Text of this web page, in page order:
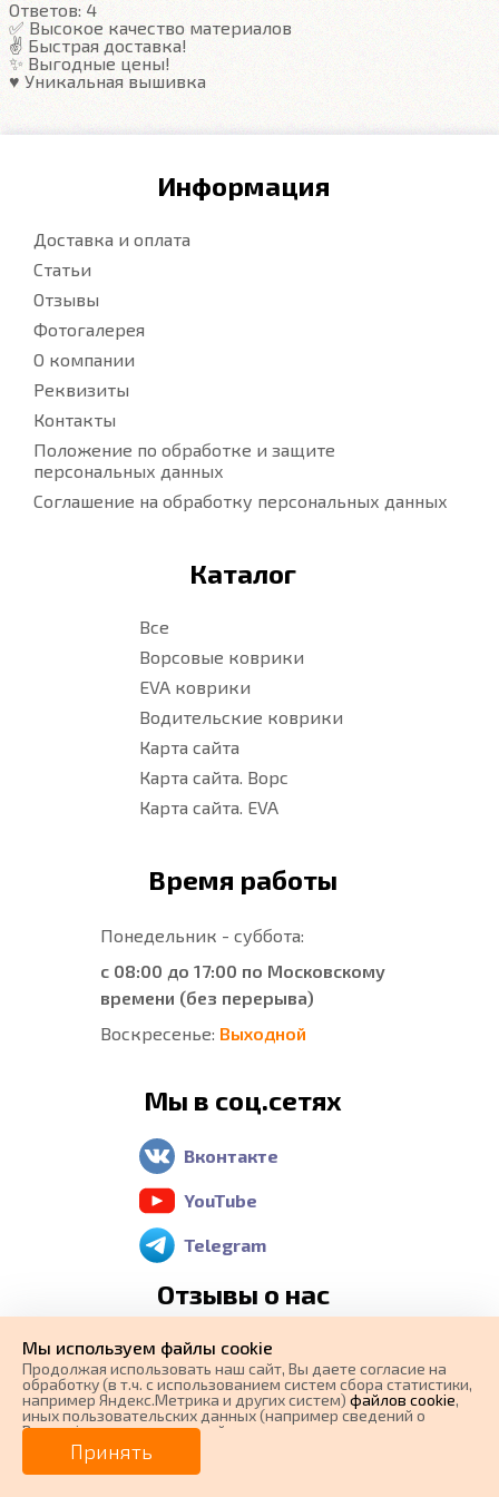
0 ₽
от0₽/мес. Плати частями
Ответов: 4
✅ Высокое качество материалов
✌️ Быстрая доставка!
✨ Выгодные цены!
♥️ Уникальная вышивка
Информация
Доставка и оплата
Статьи
Отзывы
Фотогалерея
О компании
Реквизиты
Контакты
Положение по обработке и защите
персональных данных
Соглашение на обработку персональных данных
Каталог
Все
Ворсовые коврики
EVA коврики
Водительские коврики
Карта сайта
Карта сайта. Ворс
Карта сайта. EVA
Время работы
Понедельник - суббота:
с 08:00 до 17:00 по Московскому
времени (без перерыва)
Воскресенье: Выходной
Мы в соц.сетях
Вконтакте
YouTube
Telegram
Отзывы о нас
Яндекс Карты
Google Maps
2 GIS
Мы используем файлы cookie
Продолжая использовать наш cайт, Вы даете согласие на
обработку (в т.ч. с использованием систем сбора статистики,
например Яндекс.Метрика и других систем) файлов cookie,
иных пользовательских данных (например сведений о
Вашем ip-адресе, сведений о местоположении, типе
устройства, времени посещения страницы, сведений о
ресурсах сети Интернет, с которых были совершены
переходы на наш сайт, сведения о Ваших действиях на сайте
Принять